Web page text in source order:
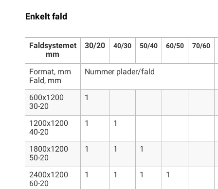
Enkelt fald
Faldsystemet
mm
30/20 40/30 50/40 60/50 70/60
Format, mm
Fald, mm
Nummer plader/fald
600x1200
30-20
1
1200x1200
40-20
1 1
1800x1200
50-20
1 1 1
2400x1200
60-20
1 1 1 1